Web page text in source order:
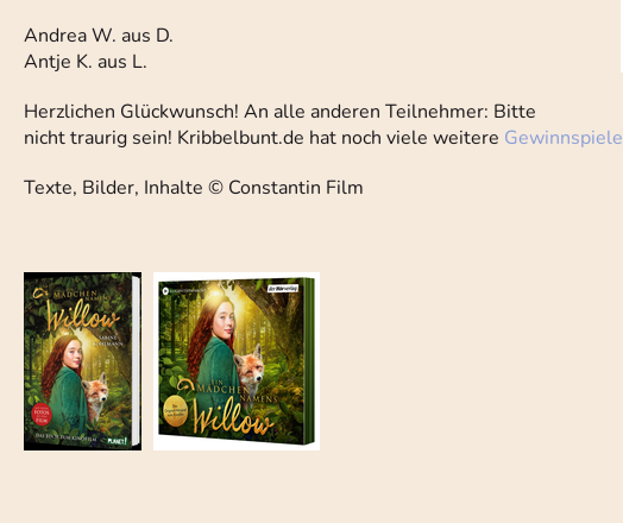
Andrea W. aus D.
Antje K. aus L.
Herzlichen Glückwunsch! An alle anderen Teilnehmer: Bitte
nicht traurig sein! Kribbelbunt.de hat noch viele weitere Gewinnspiele
Texte, Bilder, Inhalte © Constantin Film